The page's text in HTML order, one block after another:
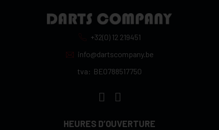
+32(0) 12 219451
info@dartscompany.be
tva: BE0788517750
HEURES D’OUVERTURE